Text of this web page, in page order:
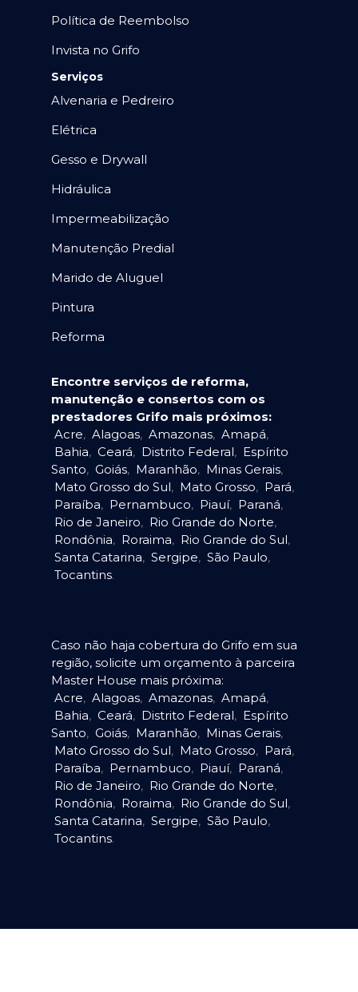
Política de Reembolso
Invista no Grifo
Serviços
Alvenaria e Pedreiro
Elétrica
Gesso e Drywall
Hidráulica
Impermeabilização
Manutenção Predial
Marido de Aluguel
Pintura
Reforma
Encontre serviços de reforma,
manutenção e consertos com os
prestadores Grifo mais próximos:
Acre, Alagoas, Amazonas, Amapá,
Bahia, Ceará, Distrito Federal, Espírito
Santo, Goiás, Maranhão, Minas Gerais,
Mato Grosso do Sul, Mato Grosso, Pará,
Paraíba, Pernambuco, Piauí, Paraná,
Rio de Janeiro, Rio Grande do Norte,
Rondônia, Roraima, Rio Grande do Sul,
Santa Catarina, Sergipe, São Paulo,
Tocantins.
Caso não haja cobertura do Grifo em sua
região, solicite um orçamento à parceira
Master House mais próxima:
Acre, Alagoas, Amazonas, Amapá,
Bahia, Ceará, Distrito Federal, Espírito
Santo, Goiás, Maranhão, Minas Gerais,
Mato Grosso do Sul, Mato Grosso, Pará,
Paraíba, Pernambuco, Piauí, Paraná,
Rio de Janeiro, Rio Grande do Norte,
Rondônia, Roraima, Rio Grande do Sul,
Santa Catarina, Sergipe, São Paulo,
Tocantins.